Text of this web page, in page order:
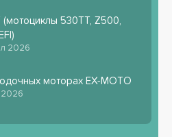
530TT, Z500,
2026
моторах EX-MOTO